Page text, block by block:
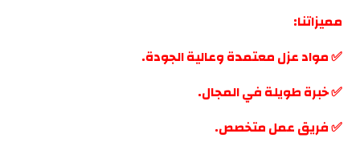
مميزاتنا:
✅ مواد عزل معتمدة وعالية الجودة.
✅ خبرة طويلة في المجال.
✅ فريق عمل متخصص.